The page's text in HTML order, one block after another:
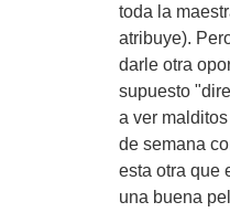
toda la
atribuye).
darle otra
supuesto
a ver
de semana
esta otra que
una buena